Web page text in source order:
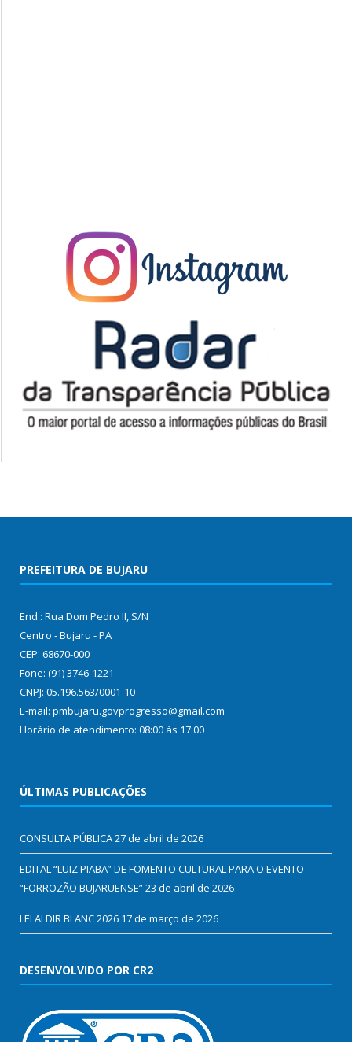
PREFEITURA DE BUJARU
End.: Rua Dom Pedro II, S/N
Centro - Bujaru - PA
CEP: 68670-000
Fone: (91) 3746-1221
CNPJ: 05.196.563/0001-10
E-mail: pmbujaru.govprogresso@gmail.com
Horário de atendimento: 08:00 às 17:00
ÚLTIMAS PUBLICAÇÕES
CONSULTA PÚBLICA27 de abril de 2026
EDITAL “LUIZ PIABA” DE FOMENTO CULTURAL PARA O EVENTO
“FORROZÃO BUJARUENSE”23 de abril de 2026
LEI ALDIR BLANC 2026 17 de março de 2026
DESENVOLVIDO POR CR2